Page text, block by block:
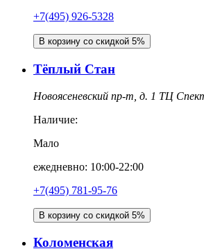
+7(495) 926-5328
В корзину со скидкой 5%
Тёплый Стан
Новоясеневский пр-т, д. 1 ТЦ
Наличие:
Мало
ежедневно: 10:00-22:00
+7(495) 781-95-76
В корзину со скидкой 5%
Коломенская